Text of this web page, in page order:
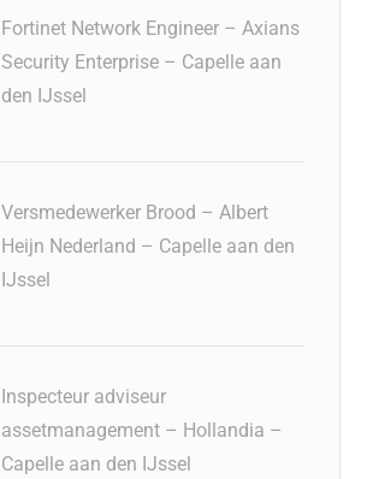
Fortinet Network Engineer – Axians
Security Enterprise – Capelle aan
den IJssel
Versmedewerker Brood – Albert
Heijn Nederland – Capelle aan den
IJssel
Inspecteur adviseur
assetmanagement – Hollandia –
Capelle aan den IJssel